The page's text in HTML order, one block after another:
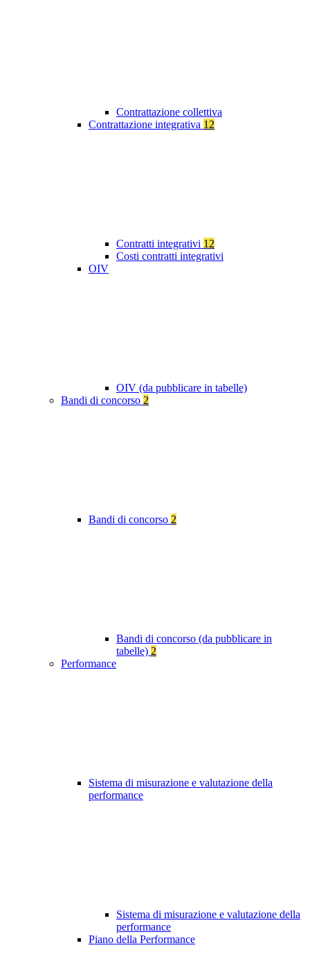
Contrattazione collettiva
Contrattazione integrativa 12
Contratti integrativi 12
Costi contratti integrativi
OIV
OIV (da pubblicare in tabelle)
Bandi di concorso 2
Bandi di concorso 2
Bandi di concorso (da pubblicare in
tabelle) 2
Performance
Sistema di misurazione e valutazione della
performance
Sistema di misurazione e valutazione della
performance
Piano della Performance